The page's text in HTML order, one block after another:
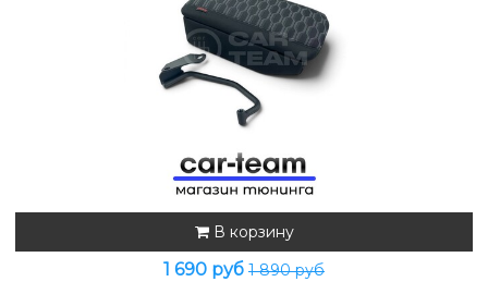
В корзину
1 690 руб 1 890 руб